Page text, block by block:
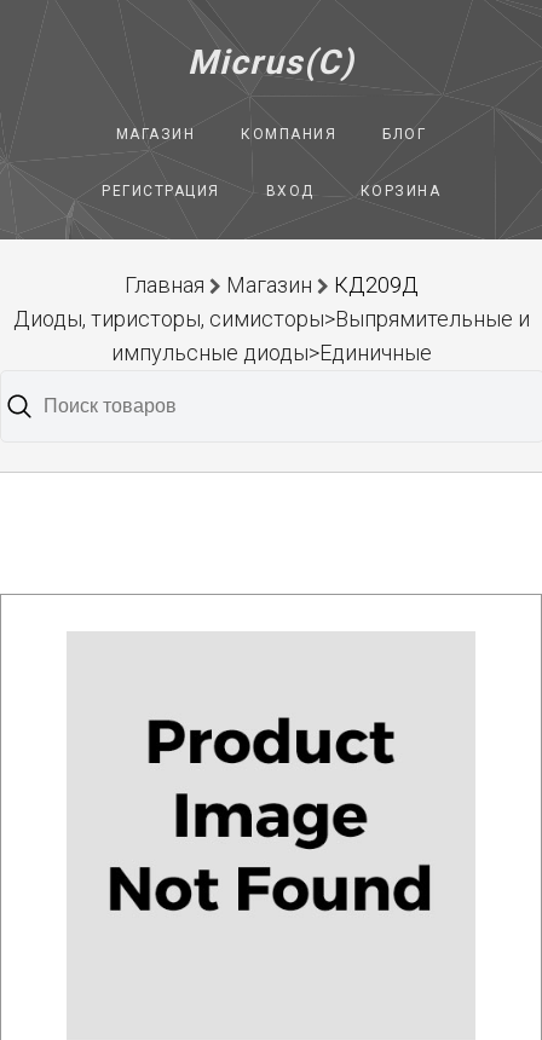
Micrus(C)
МАГАЗИН КОМПАНИЯ БЛОГ
РЕГИСТРАЦИЯ ВХОД КОРЗИНА
Главная Магазин
КД209Д
Диоды, тиристоры, симисторы>Выпрямительные и
импульсные диоды>Единичные